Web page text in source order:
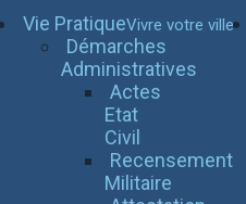
Vie PratiqueVivre votre ville
Démarches
Administratives
Actes
Etat
Civil
Recensement
Militaire